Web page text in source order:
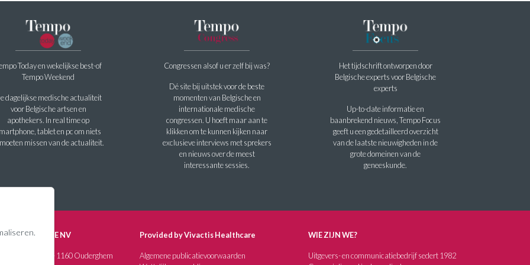
Today en wekelijkse best-of
Tempo Weekend
dagelijkse medische actualiteit
voor Belgische artsen en
apothekers. In real time op
tablet en pc om niets
missen van de actualiteit.
Congressen alsof u er zelf bij was?
Dé site bij uitstek voor de beste
momenten van Belgische en
internationale medische
congressen. U hoeft maar aan te
klikken om te kunnen kijken naar
exclusieve interviews met sprekers
en nieuws over de meest
interessante sessies.
Het tijdschrift ontworpen door
Belgische experts voor Belgische
experts
Up-to-date informatie en
baanbrekend nieuws, Tempo Focus
geeft u een gedetailleerd overzicht
van de laatste nieuwigheden in de
grote domeinen van de
geneeskunde.
MEDISQUARE NV
Demeylaan, 57 - 1160 Ouderghem
Provided by Vivactis Healthcare
Algemene publicatievoorwaarden
WIE ZIJN WE?
Uitgevers- en communicatiebedrijf sedert 1982